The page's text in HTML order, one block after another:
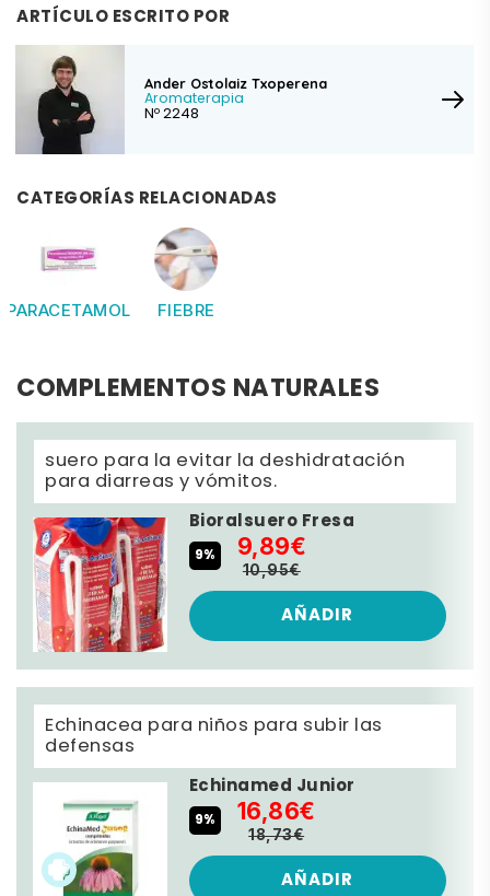
ARTÍCULO ESCRITO POR
Ander Ostolaiz Txoperena
Aromaterapia
Nº 2248
CATEGORÍAS RELACIONADAS
PARACETAMOL FIEBRE
COMPLEMENTOS NATURALES
suero para la evitar la deshidratación
para diarreas y vómitos.
Bioralsuero Fresa
9% 9,89€
10,95€
AÑADIR
Echinacea para niños para subir las
defensas
Echinamed Junior
9% 16,86€
18,73€
AÑADIR